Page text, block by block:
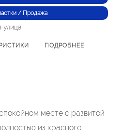
/ Продажа
улица
ПОДРОБНЕЕ
месте с развитой
из красного